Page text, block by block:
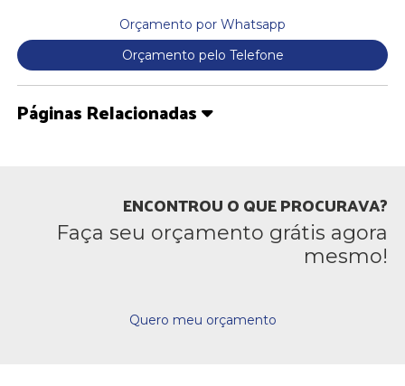
Orçamento por Whatsapp
Orçamento pelo Telefone
Páginas Relacionadas
ENCONTROU O QUE PROCURAVA?
Faça seu orçamento grátis agora
mesmo!
Quero meu orçamento